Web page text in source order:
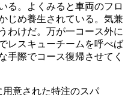
る。よくみると車両のフロ
じめ養生されている。気兼
わけだ。万が一コース外に
レスキューチームを呼べば
手際でコース復帰させてく